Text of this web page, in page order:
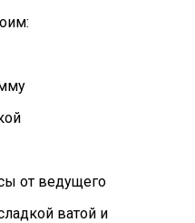
от ведущего
ватой и